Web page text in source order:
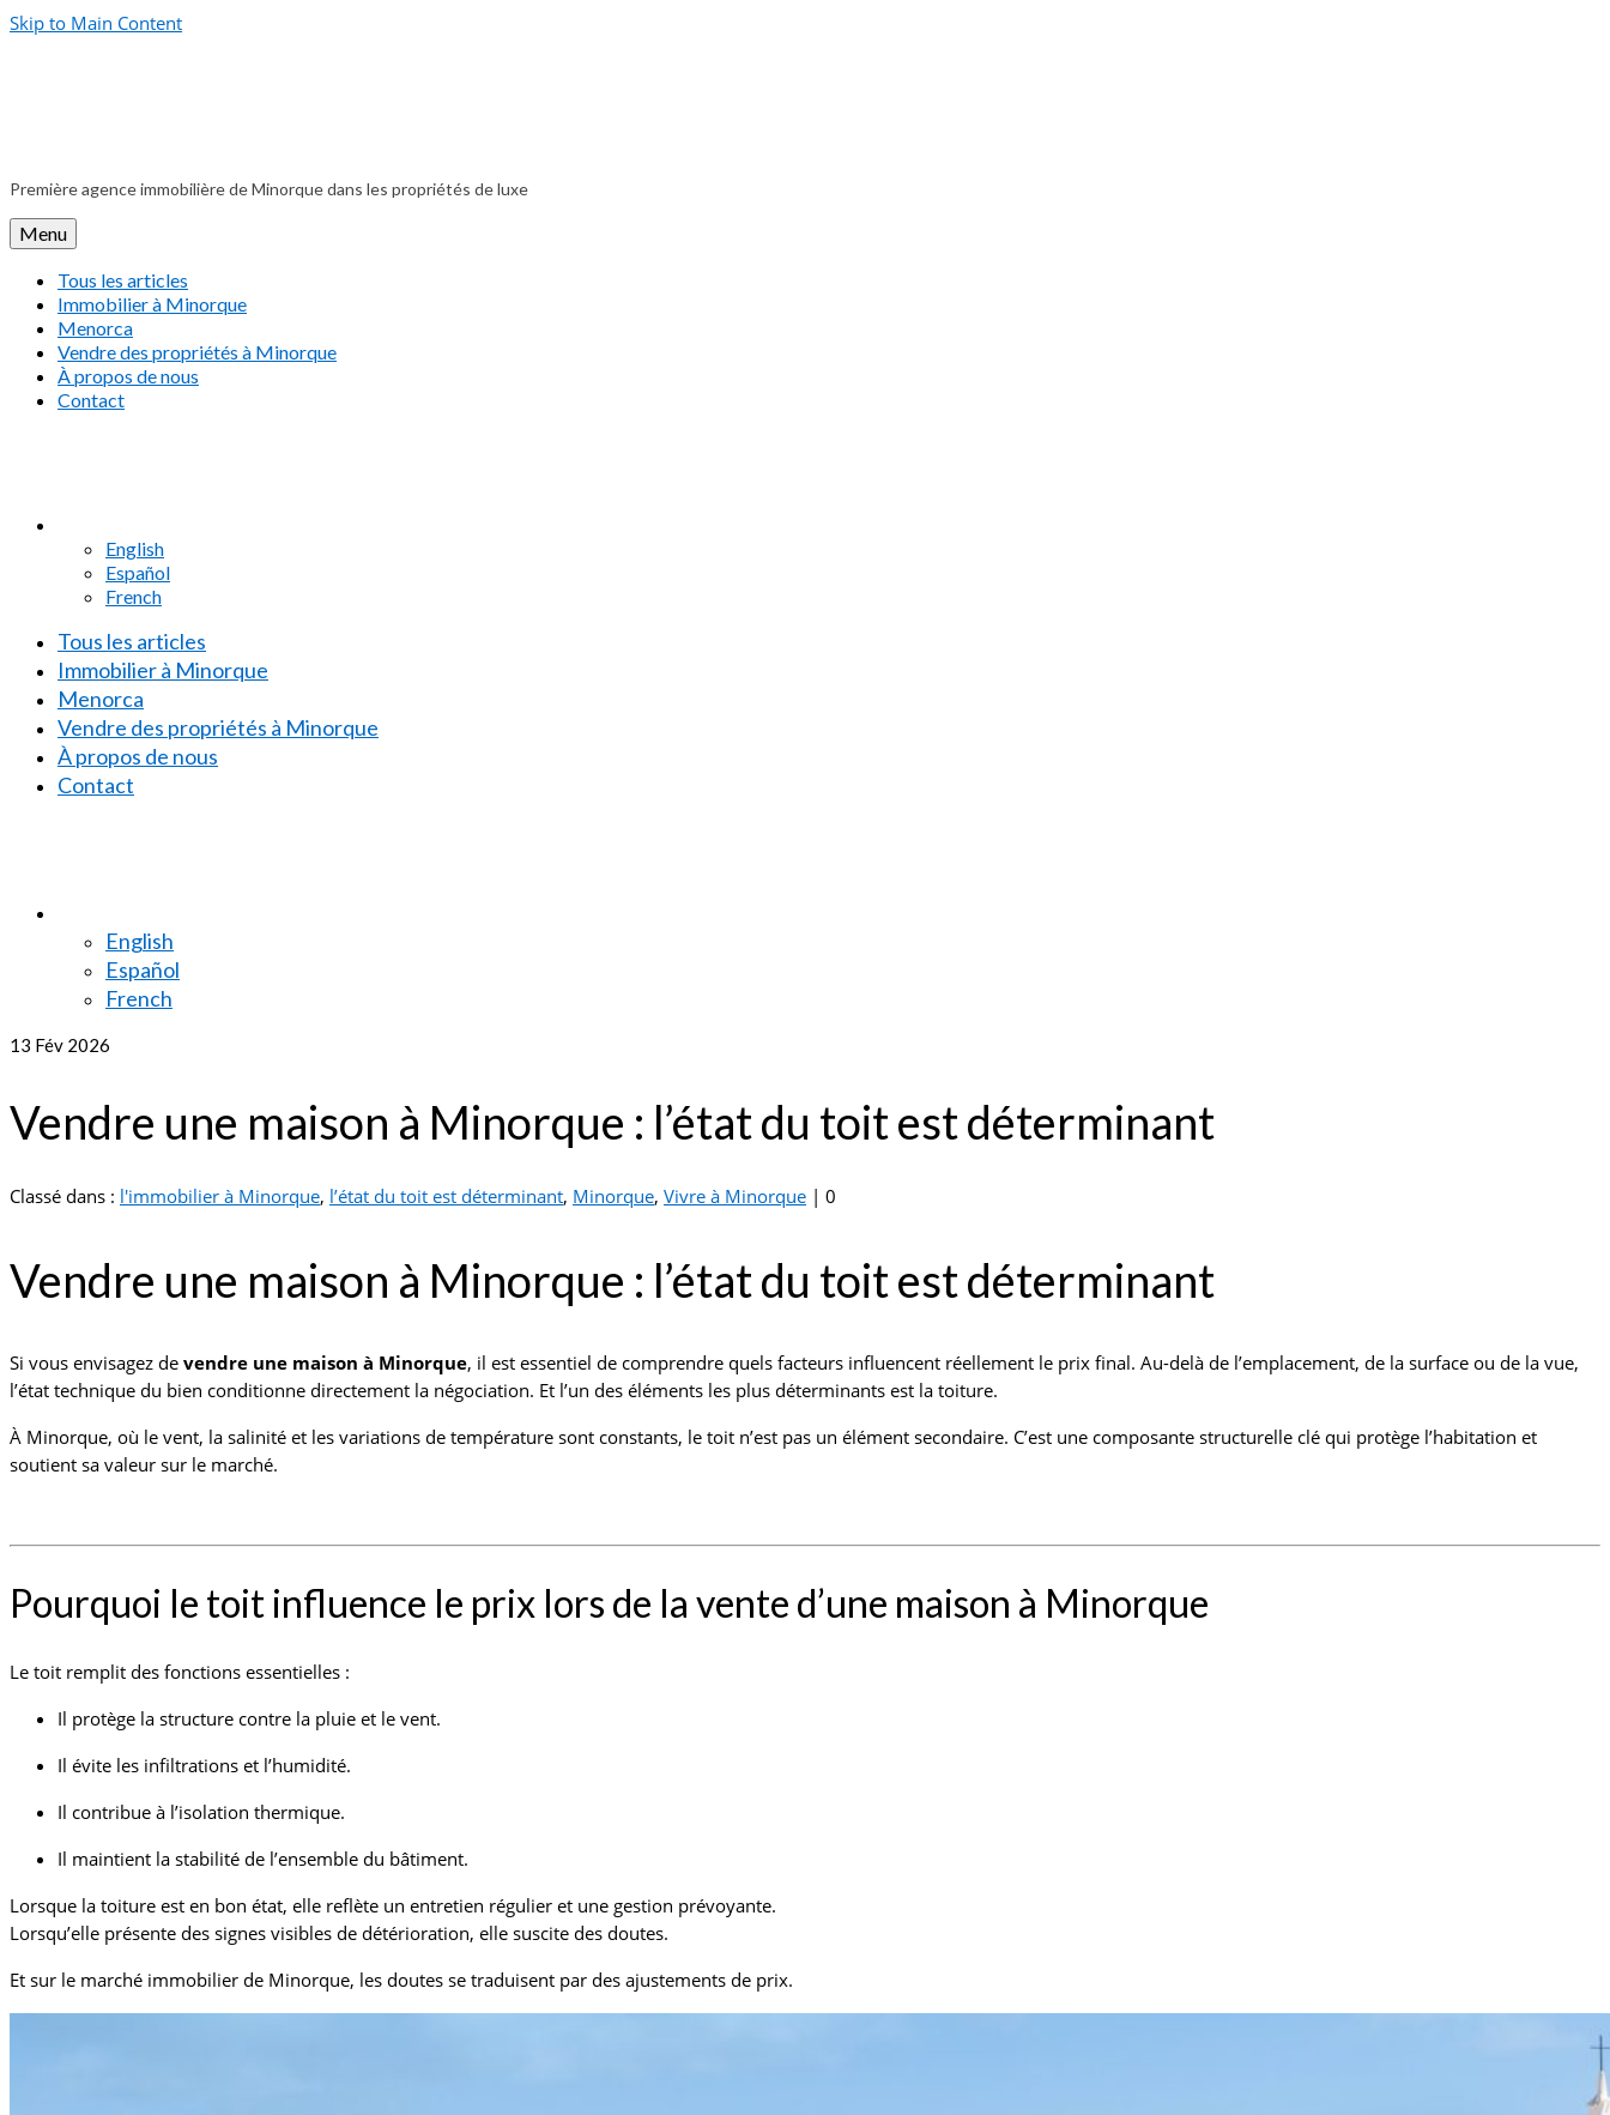
Skip to Main Content
Première agence immobilière de Minorque dans les propriétés de luxe
Menu
Tous les articles
Immobilier à Minorque
Menorca
Vendre des propriétés à Minorque
À propos de nous
Contact
English
Español
French
Tous les articles
Immobilier à Minorque
Menorca
Vendre des propriétés à Minorque
À propos de nous
Contact
English
Español
French
13 Fév 2026
Vendre une maison à Minorque : l’état du toit est déterminant
Classé dans : l'immobilier à Minorque, l’état du toit est déterminant, Minorque, Vivre à Minorque | 0
Vendre une maison à Minorque : l’état du toit est déterminant
Si vous envisagez de vendre une maison à Minorque, il est essentiel de comprendre quels facteurs influencent réellement le prix final. Au-delà de l’emplacement, de la surface ou de la vue,
l’état technique du bien conditionne directement la négociation. Et l’un des éléments les plus déterminants est la toiture.
À Minorque, où le vent, la salinité et les variations de température sont constants, le toit n’est pas un élément secondaire. C’est une composante structurelle clé qui protège l’habitation et
soutient sa valeur sur le marché.
Pourquoi le toit influence le prix lors de la vente d’une maison à Minorque
Le toit remplit des fonctions essentielles :
Il protège la structure contre la pluie et le vent.
Il évite les infiltrations et l’humidité.
Il contribue à l’isolation thermique.
Il maintient la stabilité de l’ensemble du bâtiment.
Lorsque la toiture est en bon état, elle reflète un entretien régulier et une gestion prévoyante.
Lorsqu’elle présente des signes visibles de détérioration, elle suscite des doutes.
Et sur le marché immobilier de Minorque, les doutes se traduisent par des ajustements de prix.